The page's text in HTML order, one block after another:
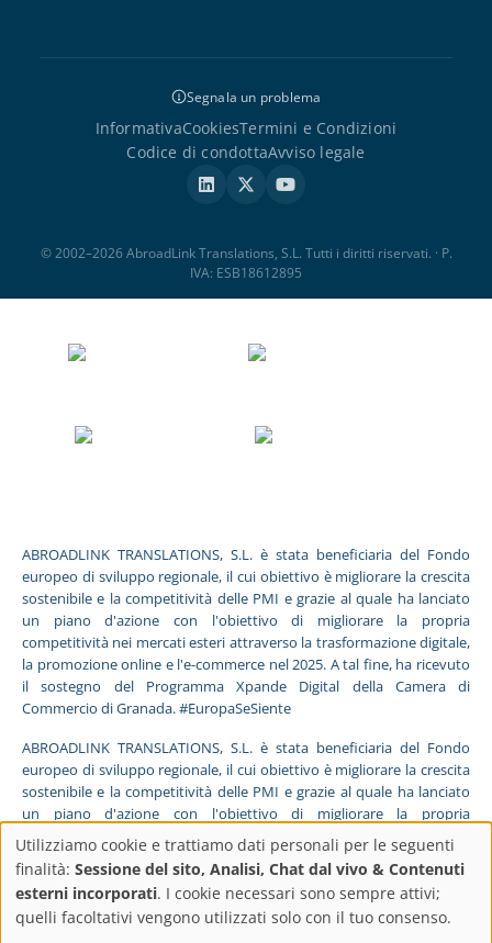
Segnala un problema
InformativaCookiesTermini e Condizioni
Codice di condottaAvviso legale
© 2002–2026 AbroadLink Translations, S.L. Tutti i diritti riservati. · P.
IVA: ESB18612895
ABROADLINK TRANSLATIONS, S.L. è stata beneficiaria del Fondo
europeo di sviluppo regionale, il cui obiettivo è migliorare la crescita
sostenibile e la competitività delle PMI e grazie al quale ha lanciato
un piano d'azione con l'obiettivo di migliorare la propria
competitività nei mercati esteri attraverso la trasformazione digitale,
la promozione online e l'e-commerce nel 2025. A tal fine, ha ricevuto
il sostegno del Programma Xpande Digital della Camera di
Commercio di Granada. #EuropaSeSiente
ABROADLINK TRANSLATIONS, S.L. è stata beneficiaria del Fondo
europeo di sviluppo regionale, il cui obiettivo è migliorare la crescita
sostenibile e la competitività delle PMI e grazie al quale ha lanciato
un piano d'azione con l'obiettivo di migliorare la propria
competitività nei mercati esteri attraverso la trasformazione digitale,
la promozione online e l'e-commerce nel 2025. A tal fine, ha ricevuto
il sostegno del Programma Pyme Digital della Camera di Commercio
di Granada. #EuropaSeSiente
Impostazioni
Utilizziamo cookie e trattiamo dati personali per le seguenti
finalità: Sessione del sito, Analisi, Chat dal vivo & Contenuti
esterni incorporati. I cookie necessari sono sempre attivi;
quelli facoltativi vengono utilizzati solo con il tuo consenso.